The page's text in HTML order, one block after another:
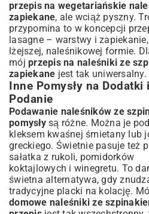
przepis na wegetariańskie
zapiekane, ale wciąż pyszny.
przypomina to w koncepcji
lasagne– warstwy i
lżejszej, naleśnikowej formie.
mój przepis na naleśniki ze
zapiekane jest tak uniwersalny.
Inne Pomysły na Dodatki i
Podanie
Podawanie naleśników ze
pomysłysą różne. Można je
kleksem kwaśnej śmietany lub
greckiego. Świetnie pasuje też
sałatka z rukoli, pomidorków
koktajlowych i winegretu. To
świetna alternatywa, gdy
tradycyjne placki na kolację.
domowe naleśniki ze